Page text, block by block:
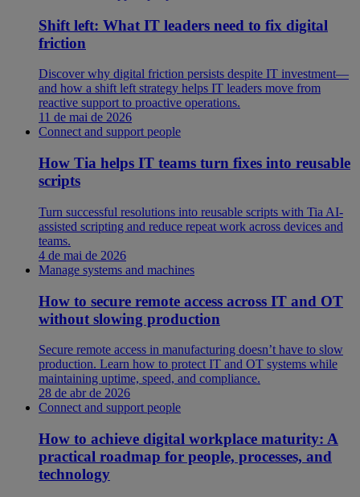
Shift left: What IT leaders need to fix digital
friction
Discover why digital friction persists despite IT investment—
and how a shift left strategy helps IT leaders move from
reactive support to proactive operations.
11 de mai de 2026
Connect and support people
How Tia helps IT teams turn fixes into reusable
scripts
Turn successful resolutions into reusable scripts with Tia AI-
assisted scripting and reduce repeat work across devices and
teams.
4 de mai de 2026
Manage systems and machines
How to secure remote access across IT and OT
without slowing production
Secure remote access in manufacturing doesn’t have to slow
production. Learn how to protect IT and OT systems while
maintaining uptime, speed, and compliance.
28 de abr de 2026
Connect and support people
How to achieve digital workplace maturity: A
practical roadmap for people, processes, and
technology